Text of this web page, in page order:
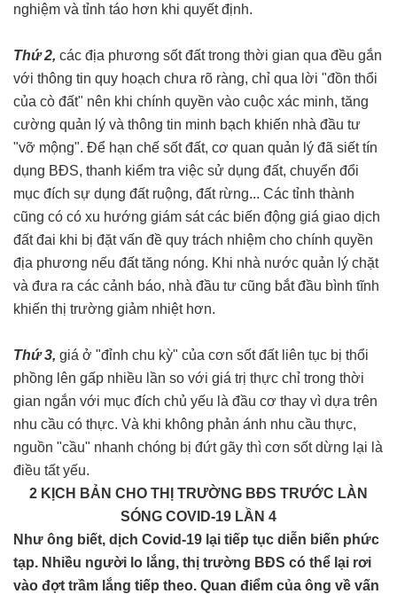
nghiệm và tỉnh táo hơn khi quyết định.
Thứ 2, các địa phương sốt đất trong thời gian qua đều gắn
với thông tin quy hoạch chưa rõ ràng, chỉ qua lời "đồn thổi
của cò đất" nên khi chính quyền vào cuộc xác minh, tăng
cường quản lý và thông tin minh bạch khiến nhà đầu tư
"vỡ mộng". Để hạn chế sốt đất, cơ quan quản lý đã siết tín
dụng BĐS, thanh kiểm tra việc sử dụng đất, chuyển đổi
mục đích sự dụng đất ruộng, đất rừng... Các tỉnh thành
cũng có có xu hướng giám sát các biến động giá giao dịch
đất đai khi bị đặt vấn đề quy trách nhiệm cho chính quyền
địa phương nếu đất tăng nóng. Khi nhà nước quản lý chặt
và đưa ra các cảnh báo, nhà đầu tư cũng bắt đầu bình tĩnh
khiến thị trường giảm nhiệt hơn.
Thứ 3, giá ở "đỉnh chu kỳ" của cơn sốt đất liên tục bị thổi
phồng lên gấp nhiều lần so với giá trị thực chỉ trong thời
gian ngắn với mục đích chủ yếu là đầu cơ thay vì dựa trên
nhu cầu có thực. Và khi không phản ánh nhu cầu thực,
nguồn "cầu" nhanh chóng bị đứt gãy thì cơn sốt dừng lại là
điều tất yếu.
2 KỊCH BẢN CHO THỊ TRƯỜNG BĐS TRƯỚC LÀN
SÓNG COVID-19 LẦN 4
Như ông biết, dịch Covid-19 lại tiếp tục diễn biến phức
tạp. Nhiều người lo lắng, thị trường BĐS có thể lại rơi
vào đợt trầm lắng tiếp theo. Quan điểm của ông về vấn